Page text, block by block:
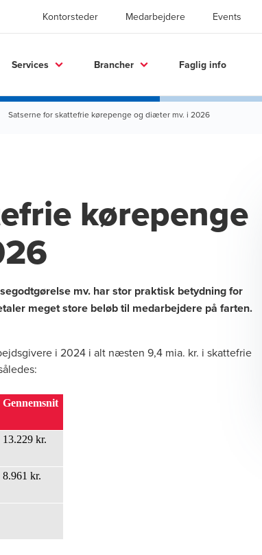
Kontorsteder Medarbejdere Events
Services Brancher Faglig info
Satserne for skattefrie kørepenge og diæter mv. i 2026
kørepenge
mv. har stor praktisk betydning for
meget store beløb til medarbejdere på farten.
i 2024 i alt næsten 9,4 mia. kr. i skattefrie
Gennemsnit
13.229 kr.
8.961 kr.